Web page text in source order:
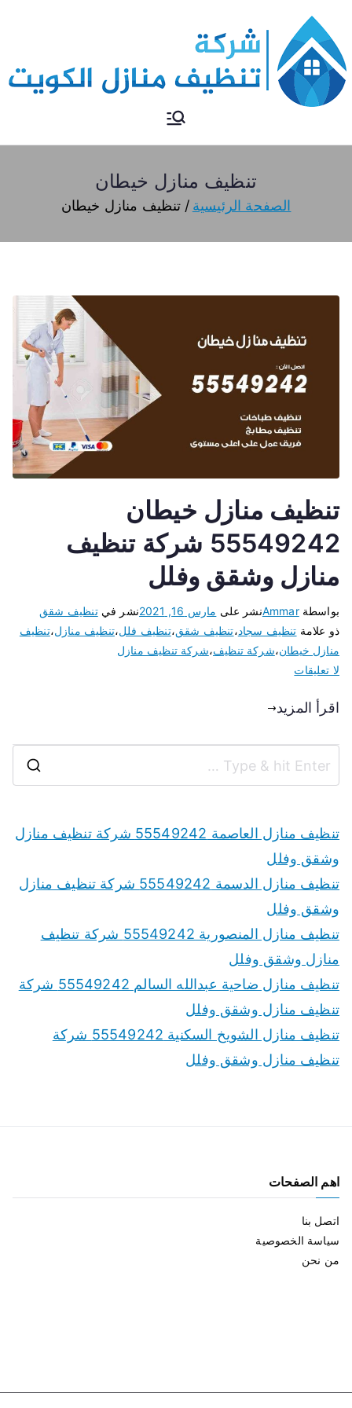
تنظيف منازل
تنظيف منازل الكويت
تنظيف منازل خيطان
الصفحة الرئيسية تنظيف منازل خيطان
تنظيف منازل خيطان
55549242 شركة تنظيف
منازل وشقق وفلل
بواسطةAmmarنشر على مارس 16, 2021 نشر فيتنظيف شقق
ذو علامة تنظيف سجاد،تنظيف شقق،تنظيف فلل،تنظيف منازل،تنظيف
منازل خيطان،شركة تنظيف،شركة تنظيف منازل
لا تعليقات
اقرأ المزيد
تنظيف منازل العاصمة 55549242 شركة تنظيف منازل
وشقق وفلل
تنظيف منازل الدسمة 55549242 شركة تنظيف منازل
وشقق وفلل
تنظيف منازل المنصورية 55549242 شركة تنظيف
منازل وشقق وفلل
تنظيف منازل ضاحية عبدالله السالم 55549242 شركة
تنظيف منازل وشقق وفلل
تنظيف منازل الشويخ السكنية 55549242 شركة
تنظيف منازل وشقق وفلل
اهم الصفحات
اتصل بنا
سياسة الخصوصية
من نحن